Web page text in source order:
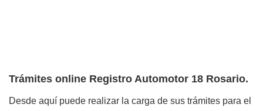
Trámites online Registro Automotor 18 Rosario.
Desde aquí puede realizar la carga de sus trámites para el